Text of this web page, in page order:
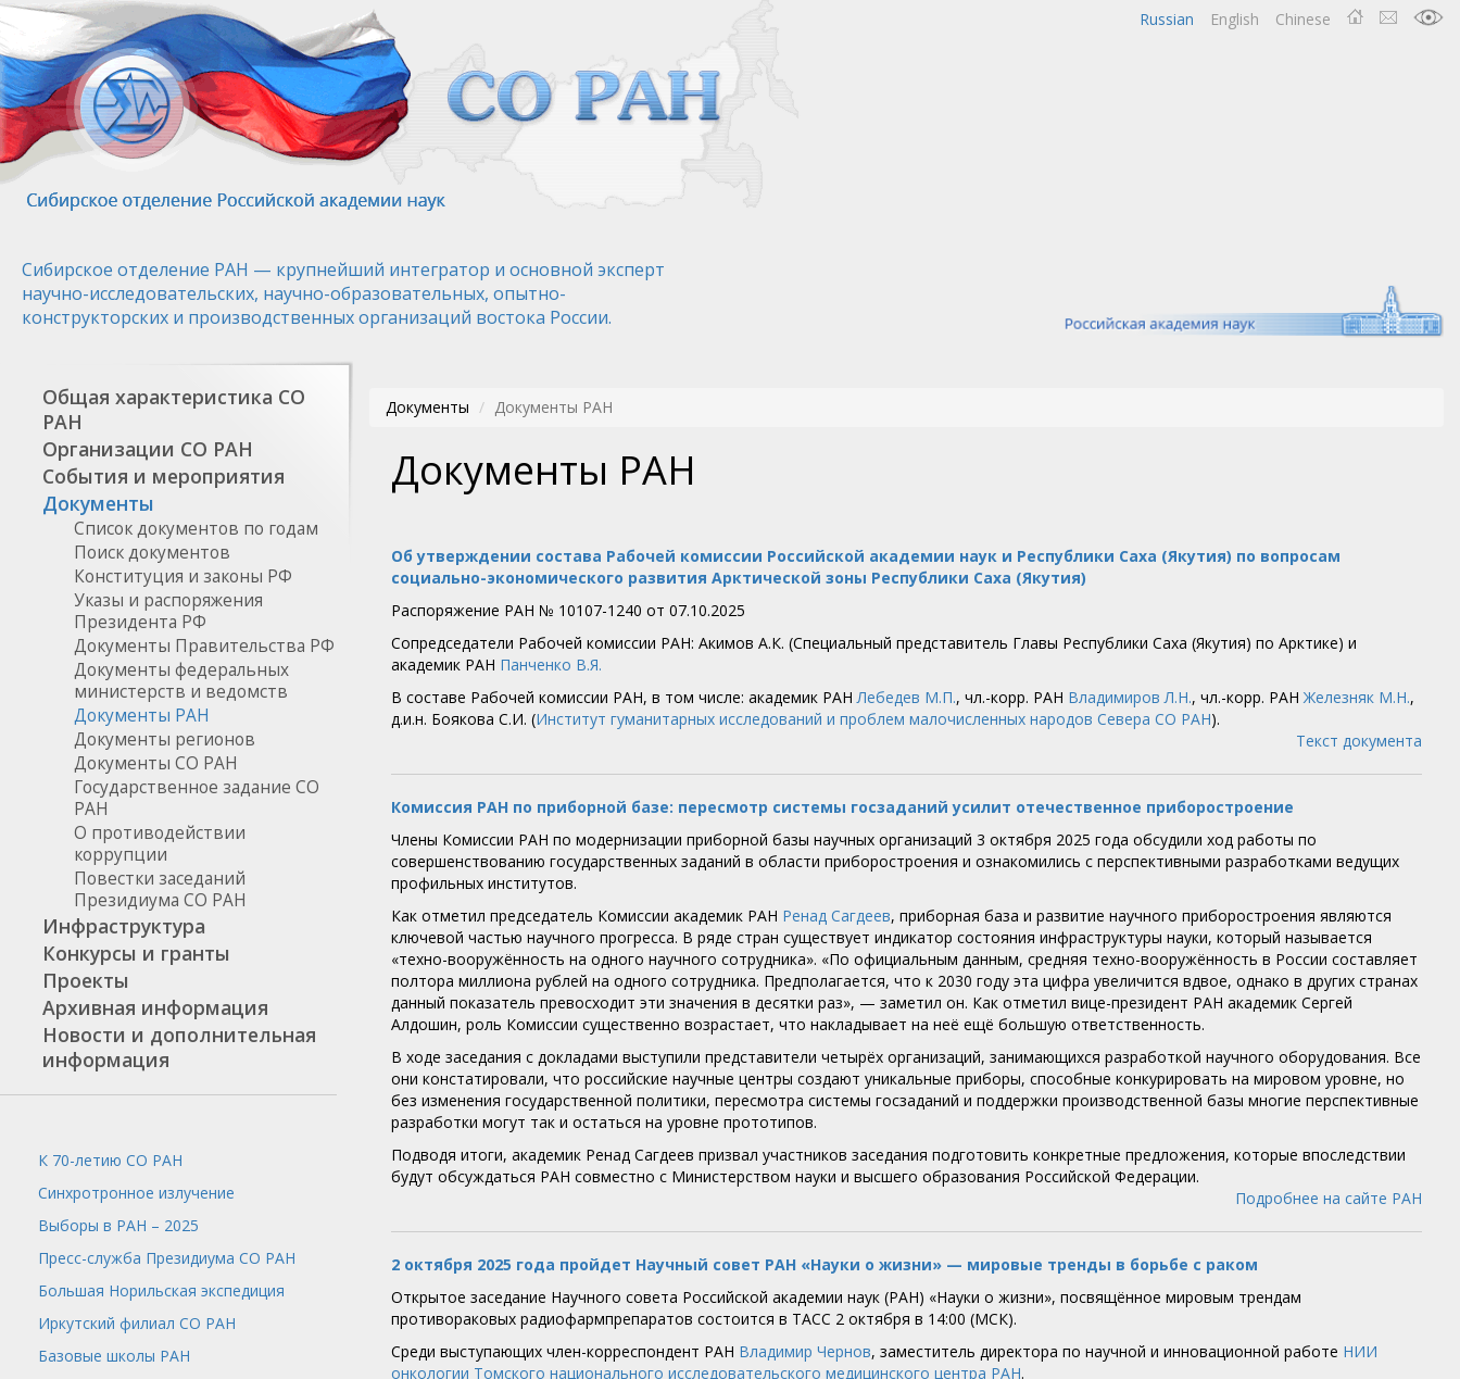
Перейти
основному
содержанию
Chinese
English
Russian
Сибирское отделение РАН — крупнейший интегратор и основной эксперт
научно-исследовательских, научно-образовательных, опытно-
конструкторских и производственных организаций востока России.
Общая характеристика СО
РАН
Организации СО РАН
События и мероприятия
Документы
Список документов по годам
Поиск документов
Конституция и законы РФ
Указы и распоряжения
Президента РФ
Документы Правительства РФ
Документы федеральных
министерств и ведомств
Документы РАН
Документы регионов
Документы CO РАН
Государственное задание СО
РАН
О противодействии
коррупции
Повестки заседаний
Президиума СО РАН
Инфраструктура
Конкурсы и гранты
Проекты
Архивная информация
Новости и дополнительная
информация
К 70-летию СО РАН
Синхротронное излучение
Выборы в РАН – 2025
Пресс-служба Президиума СО РАН
Большая Норильская экспедиция
Иркутский филиал СО РАН
Базовые школы РАН
Документы Документы РАН
Документы РАН
Об утверждении состава Рабочей комиссии Российской академии наук и Республики Саха (Якутия) по вопросам
социально-экономического развития Арктической зоны Республики Саха (Якутия)
Распоряжение РАН № 10107-1240 от 07.10.2025
Сопредседатели Рабочей комиссии РАН: Акимов А.К. (Специальный представитель Главы Республики Саха (Якутия) по Арктике) и
академик РАН Панченко В.Я.
В составе Рабочей комиссии РАН, в том числе: академик РАНЛебедев М.П., чл.-корр. РАН Владимиров Л.Н., чл.-корр. РАНЖелезняк М.Н.,
д.и.н. Боякова С.И. (Институт гуманитарных исследований и проблем малочисленных народов Севера СО РАН).
Текст документа
Комиссия РАН по приборной базе: пересмотр системы госзаданий усилит отечественное приборостроение
Члены Комиссии РАН по модернизации приборной базы научных организаций 3 октября 2025 года обсудили ход работы по
совершенствованию государственных заданий в области приборостроения и ознакомились с перспективными разработками ведущих
профильных институтов.
Как отметил председатель Комиссии академик РАН Ренад Сагдеев, приборная база и развитие научного приборостроения являются
ключевой частью научного прогресса. В ряде стран существует индикатор состояния инфраструктуры науки, который называется
«техно-вооружённость на одного научного сотрудника». «По официальным данным, средняя техно-вооружённость в России составляет
полтора миллиона рублей на одного сотрудника. Предполагается, что к 2030 году эта цифра увеличится вдвое, однако в других странах
данный показатель превосходит эти значения в десятки раз», — заметил он. Как отметил вице-президент РАН академик Сергей
Алдошин, роль Комиссии существенно возрастает, что накладывает на неё ещё большую ответственность.
В ходе заседания с докладами выступили представители четырёх организаций, занимающихся разработкой научного оборудования. Все
они констатировали, что российские научные центры создают уникальные приборы, способные конкурировать на мировом уровне, но
без изменения государственной политики, пересмотра системы госзаданий и поддержки производственной базы многие перспективные
разработки могут так и остаться на уровне прототипов.
Подводя итоги, академик Ренад Сагдеев призвал участников заседания подготовить конкретные предложения, которые впоследствии
будут обсуждаться РАН совместно с Министерством науки и высшего образования Российской Федерации.
Подробнее на сайте РАН
2 октября 2025 года пройдет Научный совет РАН «Науки о жизни» — мировые тренды в борьбе с раком
Открытое заседание Научного совета Российской академии наук (РАН) «Науки о жизни», посвящённое мировым трендам
противораковых радиофармпрепаратов состоится в ТАСС 2 октября в 14:00 (МСК).
Среди выступающих член-корреспондент РАН Владимир Чернов, заместитель директора по научной и инновационной работе НИИ
онкологии Томского национального исследовательского медицинского центра РАН.